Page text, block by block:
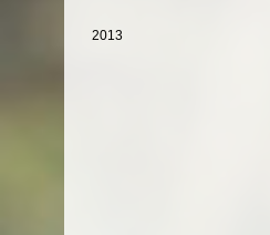
2013